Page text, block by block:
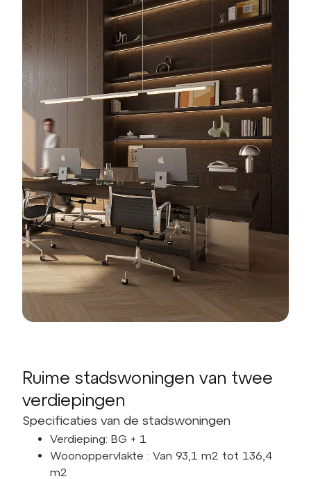
Ruime stadswoningen van twee
verdiepingen
Specificaties van de stadswoningen
Verdieping: BG + 1
Woonoppervlakte : Van 93,1 m2 tot 136,4
m2